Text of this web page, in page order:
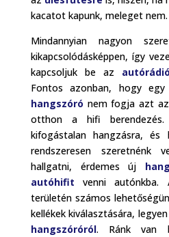
kacatot kapunk, meleget nem.
Mindannyian nagyon
kikapcsolódásképpen, így
kapcsoljuk be az
Fontos azonban, hogy
hangszóró nem fogja azt
otthon a hifi
kifogástalan hangzásra, és
rendszeresen szeretnénk
hallgatni, érdemes új
autóhifit venni autónkba.
területén számos
kellékek kiválasztására,
hangszóróról. Ránk van